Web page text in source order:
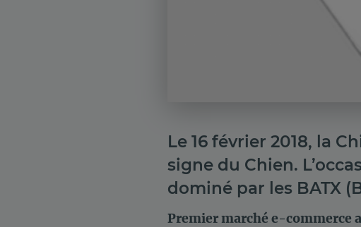
Le 16 février 2018, la
signe du Chien.
dominé par les BATX
Premier marché e-commerce